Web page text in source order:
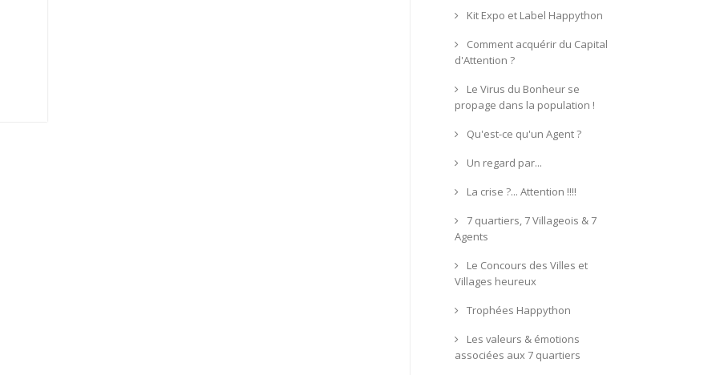
Kit Expo et Label Happython
Comment acquérir du Capital
d'Attention ?
Le Virus du Bonheur se
propage dans la population !
Qu'est-ce qu'un Agent ?
Un regard par...
La crise ?... Attention !!!!
7 quartiers, 7 Villageois & 7
Agents
Le Concours des Villes et
Villages heureux
Trophées Happython
Les valeurs & émotions
associées aux 7 quartiers